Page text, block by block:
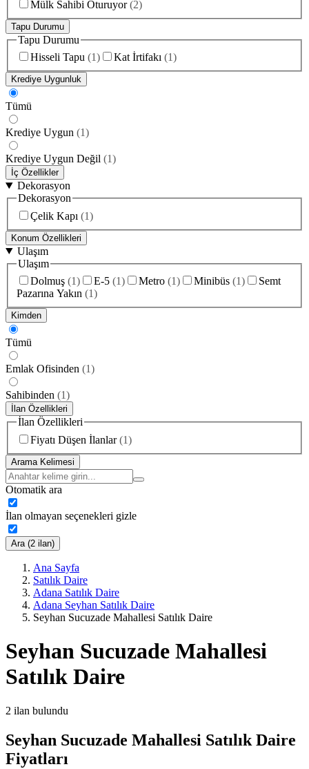
Mülk Sahibi Oturuyor (2)
Tapu Durumu
Tapu Durumu
Hisseli Tapu (1) Kat İrtifakı (1)
Krediye Uygunluk
Tümü
Krediye Uygun (1)
Krediye Uygun Değil (1)
İç Özellikler
Dekorasyon
Dekorasyon
Çelik Kapı (1)
Konum Özellikleri
Ulaşım
Ulaşım
Dolmuş (1) E-5 (1) Metro (1) Minibüs (1)
Semt
Pazarına Yakın (1)
Kimden
Tümü
Emlak Ofisinden (1)
Sahibinden (1)
İlan Özellikleri
İlan Özellikleri
Fiyatı Düşen İlanlar (1)
Arama Kelimesi
Otomatik ara
İlan olmayan seçenekleri gizle
Ara (2 ilan)
Ana Sayfa
Satılık Daire
Adana Satılık Daire
Adana Seyhan Satılık Daire
Seyhan Sucuzade Mahallesi Satılık Daire
Seyhan Sucuzade Mahallesi
Satılık Daire
2 ilan bulundu
Seyhan Sucuzade Mahallesi Satılık Daire
Fiyatları